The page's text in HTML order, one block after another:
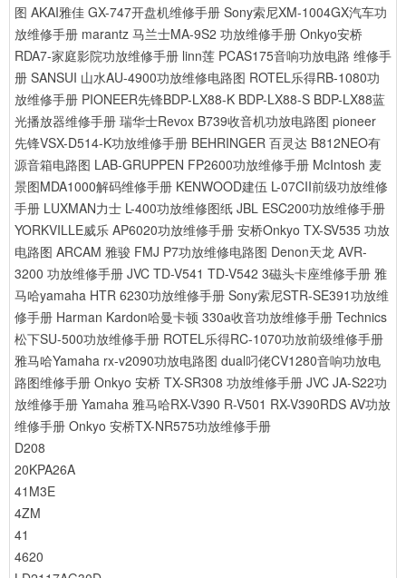
图 AKAI雅佳 GX-747开盘机维修手册 Sony索尼XM-1004GX汽车功
放维修手册 marantz 马兰士MA-9S2 功放维修手册 Onkyo安桥
RDA7-家庭影院功放维修手册 linn莲 PCAS175音响功放电路 维修手
册 SANSUI 山水AU-4900功放维修电路图 ROTEL乐得RB-1080功
放维修手册 PIONEER先锋BDP-LX88-K BDP-LX88-S BDP-LX88蓝
光播放器维修手册 瑞华士Revox B739收音机功放电路图 pioneer
先锋VSX-D514-K功放维修手册 BEHRINGER 百灵达 B812NEO有
源音箱电路图 LAB-GRUPPEN FP2600功放维修手册 McIntosh 麦
景图MDA1000解码维修手册 KENWOOD建伍 L-07CII前级功放维修
手册 LUXMAN力士 L-400功放维修图纸 JBL ESC200功放维修手册
YORKVILLE威乐 AP6020功放维修手册 安桥Onkyo TX-SV535 功放
电路图 ARCAM 雅骏 FMJ P7功放维修电路图 Denon天龙 AVR-
3200 功放维修手册 JVC TD-V541 TD-V542 3磁头卡座维修手册 雅
马哈yamaha HTR 6230功放维修手册 Sony索尼STR-SE391功放维
修手册 Harman Kardon哈曼卡顿 330a收音功放维修手册 Technics
松下SU-500功放维修手册 ROTEL乐得RC-1070功放前级维修手册
雅马哈Yamaha rx-v2090功放电路图 dual叼佬CV1280音响功放电
路图维修手册 Onkyo 安桥 TX-SR308 功放维修手册 JVC JA-S22功
放维修手册 Yamaha 雅马哈RX-V390 R-V501 RX-V390RDS AV功放
维修手册 Onkyo 安桥TX-NR575功放维修手册
D208
20KPA26A
41M3E
4ZM
41
4620